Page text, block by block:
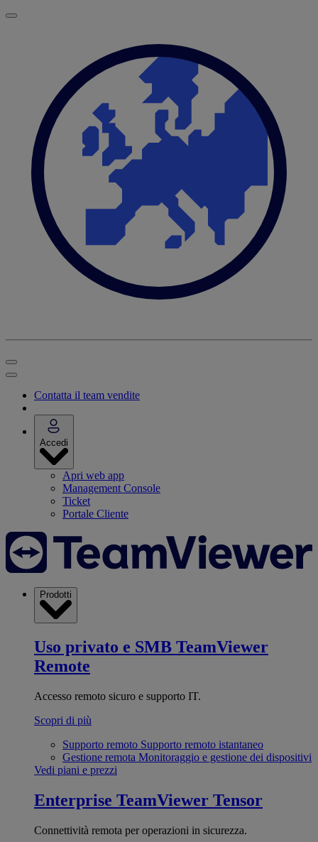
Contatta il team vendite
Accedi
Apri web app
Management Console
Ticket
Portale Cliente
Prodotti
Uso privato e SMB TeamViewer
Remote
Accesso remoto sicuro e supporto IT.
Scopri di più
Supporto remoto Supporto remoto istantaneo
Gestione remota Monitoraggio e gestione dei dispositivi
Vedi piani e prezzi
Enterprise TeamViewer Tensor
Connettività remota per operazioni in sicurezza.